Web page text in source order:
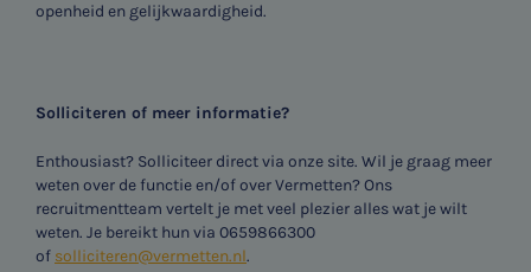
openheid en gelijkwaardigheid.
Solliciteren of meer informatie?
Enthousiast? Solliciteer direct via onze site. Wil je graag meer
weten over de functie en/of over Vermetten? Ons
recruitmentteam vertelt je met veel plezier alles wat je wilt
weten. Je bereikt hun via 0659866300
of solliciteren@vermetten.nl.